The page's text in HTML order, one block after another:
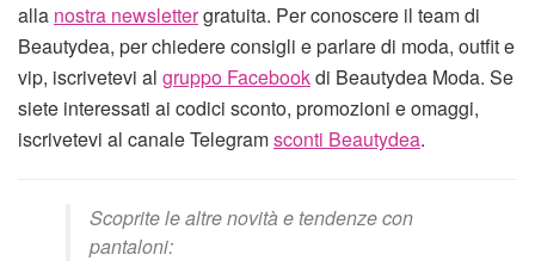
alla nostra newslettergratuita. Per conoscere il team di
Beautydea, per chiedere consigli e parlare di moda, outfit e
vip, iscrivetevi al gruppo Facebookdi Beautydea Moda. Se
siete interessati ai codici sconto, promozioni e omaggi,
iscrivetevi al canale Telegramsconti Beautydea.
Scoprite le altre novità e tendenze con
pantaloni: